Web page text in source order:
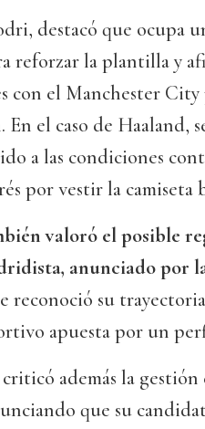
destacó que ocupa
reforzar la plantilla y
con el Manchester City
el caso de Haaland,
a las condiciones
por vestir la camiseta
valoró el posible
anunciado por
reconoció su
apuesta por un
además la
que su